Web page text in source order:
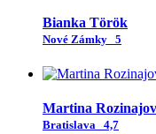
Bianka Török
Nové Zámky 5
Martina
Bratislava 4,7